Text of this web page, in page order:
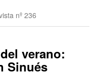
nº 236
verano:
Sinués